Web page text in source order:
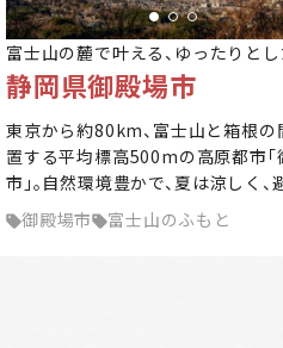
富士山の麓で叶える、ゆったりと
の暮らし。
静岡県御殿場市
東京から約80km、富士山と箱根の
置する平均標高500mの高原都市「
市」。自然環境豊かで、夏は涼しく、
としての性格を備えています。東京
などへのアクセスも抜群。おいしい水
御殿場市 富士山のふもと